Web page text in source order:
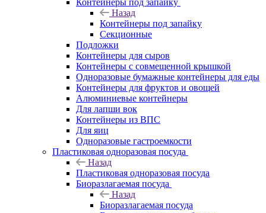
Контейнеры под запайку
Назад
Контейнеры под запайку
Секционные
Подложки
Контейнеры для сыров
Контейнеры с совмещенной крышкой
Одноразовые бумажные контейнеры для еды
Контейнеры для фруктов и овощей
Алюминиевые контейнеры
Для лапши вок
Контейнеры из ВПС
Для яиц
Одноразовые гастроемкости
Пластиковая одноразовая посуда
Назад
Пластиковая одноразовая посуда
Биоразлагаемая посуда
Назад
Биоразлагаемая посуда